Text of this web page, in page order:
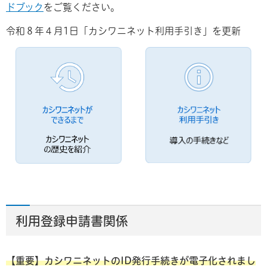
ドブック をご覧ください。
令和８年４月1日「カシワニネット利用手引き」を更新
利用登録申請書関係
【重要】カシワニネットのID発行手続きが電子化されまし